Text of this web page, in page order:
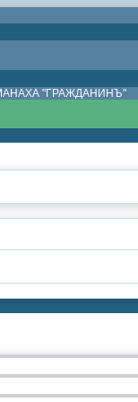
"ГРАЖДАНИНЪ"